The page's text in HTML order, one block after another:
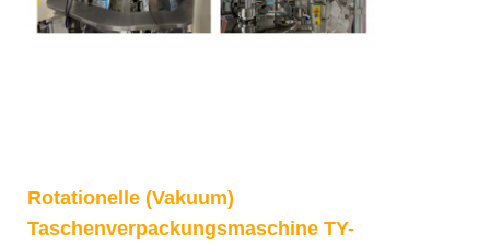
Rotationelle (Vakuum)
Taschenverpackungsmaschine TY-